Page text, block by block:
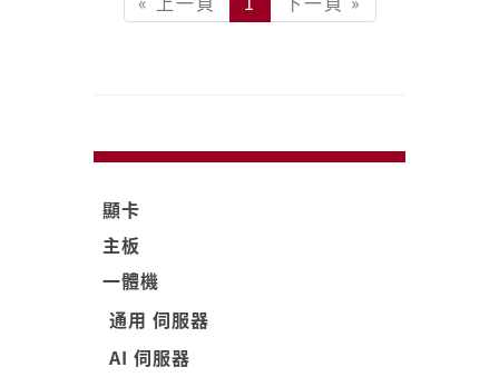
顯卡
主板
一體機
通用 伺服器
AI 伺服器